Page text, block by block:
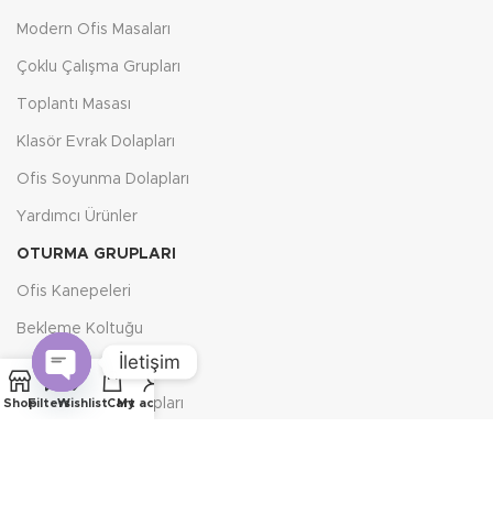
Modern Ofis Masaları
Çoklu Çalışma Grupları
Toplantı Masası
Klasör Evrak Dolapları
Ofis Soyunma Dolapları
Yardımcı Ürünler
OTURMA GRUPLARI
Ofis Kanepeleri
Bekleme Koltuğu
Klasik Oturma Grupları
Küçük Oturma Grupları
ShopFiltersWishlistCart
My account
İletişim
Open